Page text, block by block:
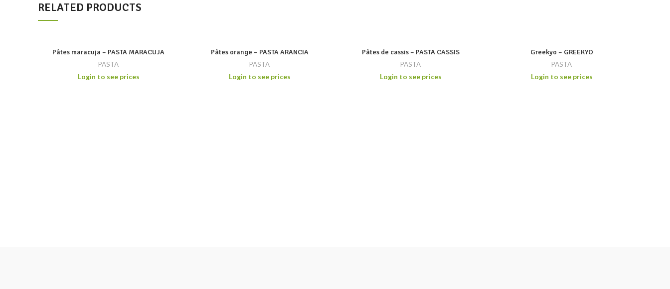
RELATED PRODUCTS
Pâtes maracuja – PASTA MARACUJA
PASTA
Login to see prices
Pâtes orange – PASTA ARANCIA
PASTA
Login to see prices
Pâtes de cassis – PASTA CASSIS
PASTA
Login to see prices
Greekyo – GREEKYO
PASTA
Login to see prices